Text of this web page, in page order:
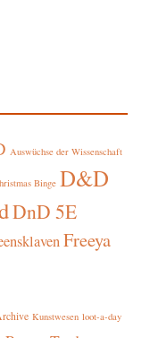
Auswüchse der Wissenschaft
Binge D&D
DnD 5E
Freeya
Kunstwesen loot-a-day